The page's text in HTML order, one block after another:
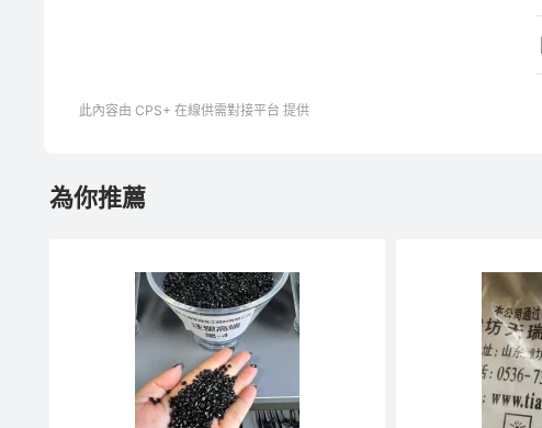
此內容由 CPS+ 在線供需對接平台 提供
為你推薦